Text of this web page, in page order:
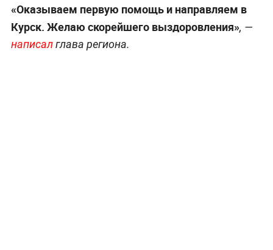
«Оказываем первую помощь и направляем в
Курск. Желаю скорейшего выздоровления», —
написалглава региона.